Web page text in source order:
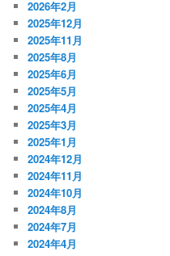
2026年2月
2025年12月
2025年11月
2025年8月
2025年6月
2025年5月
2025年4月
2025年3月
2025年1月
2024年12月
2024年11月
2024年10月
2024年8月
2024年7月
2024年4月